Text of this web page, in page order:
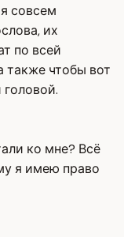
совсем
их
по всей
также чтобы вот
ко мне? Всё
я имею право